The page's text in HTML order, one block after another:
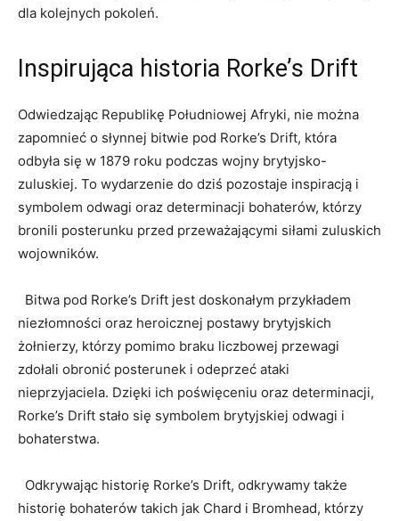
dla kolejnych pokoleń.
Inspirująca historia Rorke’s Drift
Odwiedzając Republikę Południowej Afryki, nie można
⁤zapomnieć o słynnej bitwie pod Rorke’s Drift, która
odbyła się ⁤w⁣ 1879 roku‍ podczas ⁤wojny brytyjsko-
zuluskiej. To wydarzenie do dziś pozostaje inspiracją‌ i
symbolem odwagi oraz ⁣determinacji bohaterów,‌ którzy
bronili posterunku ​przed przeważającymi ⁣siłami zuluskich
wojowników.
​ ‍ Bitwa pod Rorke’s ⁣Drift jest doskonałym przykładem
niezłomności oraz heroicznej postawy brytyjskich⁢
żołnierzy,⁤ którzy pomimo⁢ braku ‌liczbowej przewagi ​
zdołali obronić posterunek ‍i odeprzeć ataki
nieprzyjaciela. ⁣Dzięki ich poświęceniu oraz⁣ determinacji,​
Rorke’s ‌Drift stało się symbolem brytyjskiej‍ odwagi i⁢
bohaterstwa.
⁣ ​ Odkrywając historię Rorke’s Drift, odkrywamy ‍także⁣
historię bohaterów takich‍ jak Chard i Bromhead, którzy